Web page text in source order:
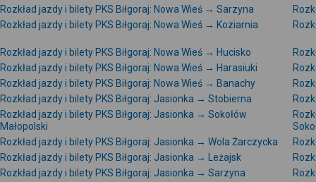
Rozkład jazdy i bilety PKS Biłgoraj: Nowa Wieś → Sarzyna
Rozkład jazdy i bilety PKS Biłgoraj: Nowa Wieś → Koziarnia
Rozkład jazdy i bilety PKS Biłgoraj: Nowa Wieś → Hucisko
Rozkład jazdy i bilety PKS Biłgoraj: Nowa Wieś → Harasiuki
Rozkład jazdy i bilety PKS Biłgoraj: Nowa Wieś → Banachy
Rozkład jazdy i bilety PKS Biłgoraj: Jasionka → Stobierna
Rozkład jazdy i bilety PKS Biłgoraj: Jasionka → Sokołów
Małopolski
Rozkład jazdy i bilety PKS Biłgoraj: Jasionka → Wola Żarczycka
Rozkład jazdy i bilety PKS Biłgoraj: Jasionka → Leżajsk
Rozkład jazdy i bilety PKS Biłgoraj: Jasionka → Sarzyna